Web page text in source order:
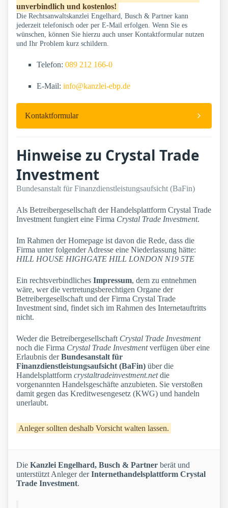
unverbindlich und kostenlos!
Die Rechtsanwaltskanzlei Engelhard, Busch & Partner kann
jederzeit telefonisch oder per E-Mail erfolgen. Wenn Sie es
wünschen, können Sie hierzu auch unser Kontaktformular nutzen
und Ihr Problem kurz schildern.
Telefon: 089 212 166-0
E-Mail: info@kanzlei-ebp.de
Kontaktformular
Hinweise zu Crystal Trade
Investment
Bundesanstalt für Finanzdienstleistungsaufsicht (BaFin)
Als Betreibergesellschaft der Handelsplattform Crystal Trade
Investment fungiert eine Firma Crystal Trade Investment.
Im Rahmen der Homepage ist davon die Rede, dass die
Firma unter folgender Adresse eine Niederlassung hätte:
HILL HOUSE HIGHGATE HILL LONDON N19 5TE
Ein rechtsverbindliches Impressum, dem zu entnehmen
wäre, wer die vertretungsberechtigen Organe der
Betreibergesellschaft und der Firma Crystal Trade
Investment sind, findet sich im Rahmen des Internetauftritts
nicht.
Weder die Betreibergesellschaft Crystal Trade Investment
noch die Firma Crystal Trade Investmentverfügen über eine
Erlaubnis derBundesanstalt für
Finanzdienstleistungsaufsicht (BaFin) über die
Handelsplattform crystaltradeinvestment.netdie
vorgenannten Handelsgeschäfte anzubieten. Sie verstoßen
damit gegen das Kreditwesengesetz (KWG) und handeln
unerlaubt.
Anleger sollten deshalb Vorsicht walten lassen.
Die Kanzlei Engelhard, Busch & Partner berät und
unterstützt Anleger derInternethandelsplattform Crystal
Trade Investment.